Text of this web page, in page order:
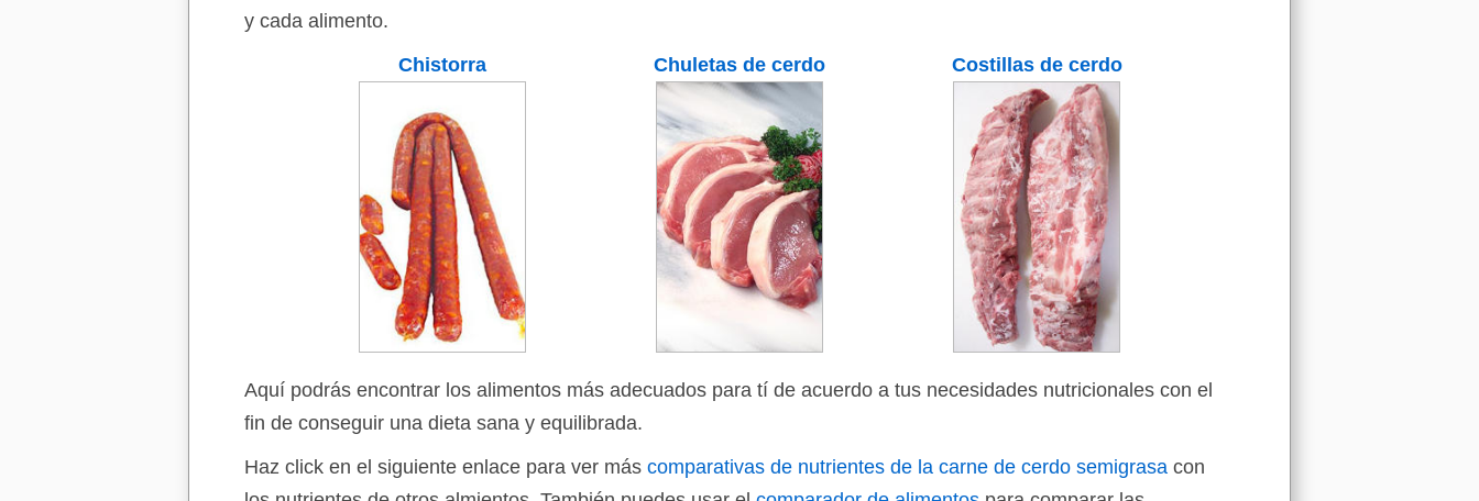
y cada alimento.
Chistorra
Chuletas de cerdo Costillas de cerdo
Aquí podrás encontrar los alimentos más adecuados para tí de acuerdo a tus necesidades nutricionales con el
fin de conseguir una dieta sana y equilibrada.
Haz click en el siguiente enlace para ver más comparativas de nutrientes de la carne de cerdo semigrasa con